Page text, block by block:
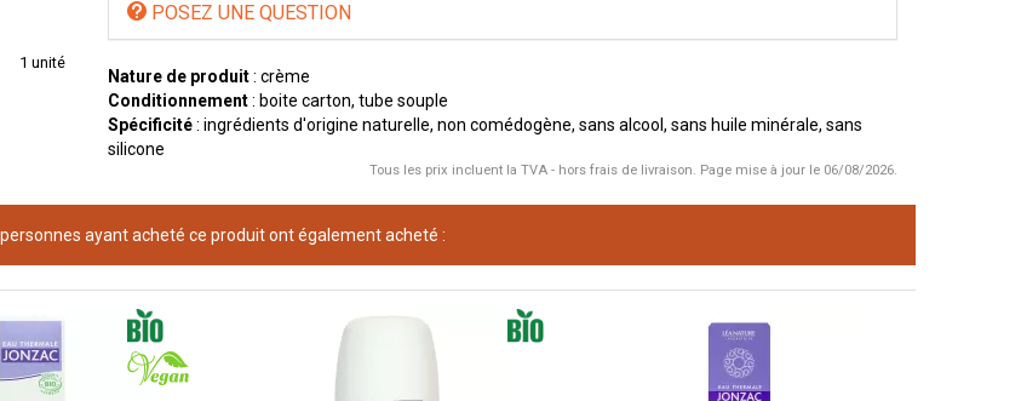
1 unité
POSEZ UNE QUESTION
Nature de produit: crème
Conditionnement: boite carton, tube souple
Spécificité: ingrédients d'origine naturelle, non comédogène, sans alcool, sans huile minérale, sans
silicone
Tous les prix incluent la TVA - hors frais de livraison. Page mise à jour le 06/08/2026.
personnes ayant acheté ce produit ont également acheté :